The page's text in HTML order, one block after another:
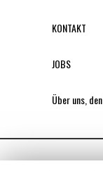
KONTAKT
JOBS
Über uns,